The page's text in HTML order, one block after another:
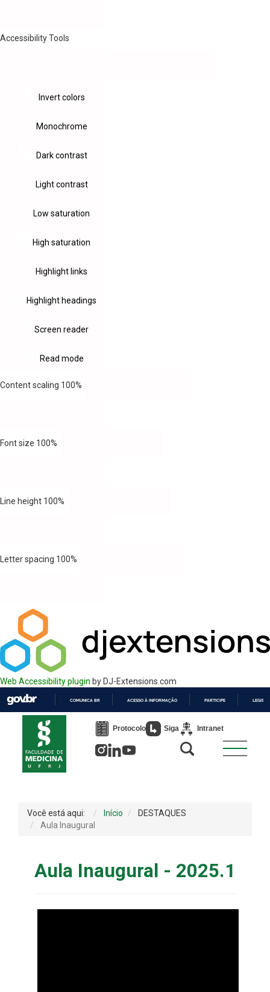
Accessibility Tools
Invert colors
Monochrome
Dark contrast
Light contrast
Low saturation
High saturation
Highlight links
Highlight headings
Screen reader
Read mode
Content scaling 100%
Font size 100%
Line height 100%
Letter spacing 100%
Web Accessibility plugin by DJ-Extensions.com
PARA
COMUNICA BR ACESSO À INFORMAÇÃO PARTICIPE
Protocolo Siga Intranet
Você está aqui: Início
DESTAQUES
Aula Inaugural
Aula Inaugural - 2025.1